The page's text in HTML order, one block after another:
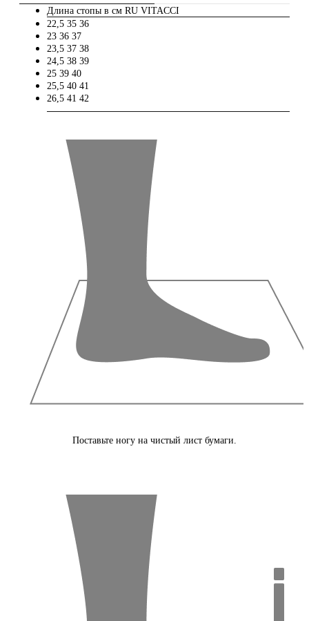
Длина стопы в см RU VITACCI
22,5 35 36
23 36 37
23,5 37 38
24,5 38 39
25 39 40
25,5 40 41
26,5 41 42
Поставьте ногу на чистый лист бумаги.